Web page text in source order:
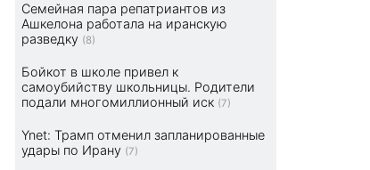
Семейная пара репатриантов из
Ашкелона работала на иранскую
разведку (8)
Бойкот в школе привел к
самоубийству школьницы. Родители
подали многомиллионный иск (7)
Ynet: Трамп отменил запланированные
удары по Ирану (7)